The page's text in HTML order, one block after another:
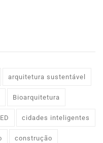
arquitetura sustentável
Bioarquitetura
cidades inteligentes
construção